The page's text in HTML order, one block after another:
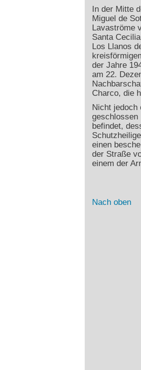
In der Mitte
Miguel de
Lavaströme
Santa
Los Llanos
der Jahre
am 22.
Charco, die
Nicht jedoch
geschlossen
befindet,
einen
der Straße
einem der
Nach oben